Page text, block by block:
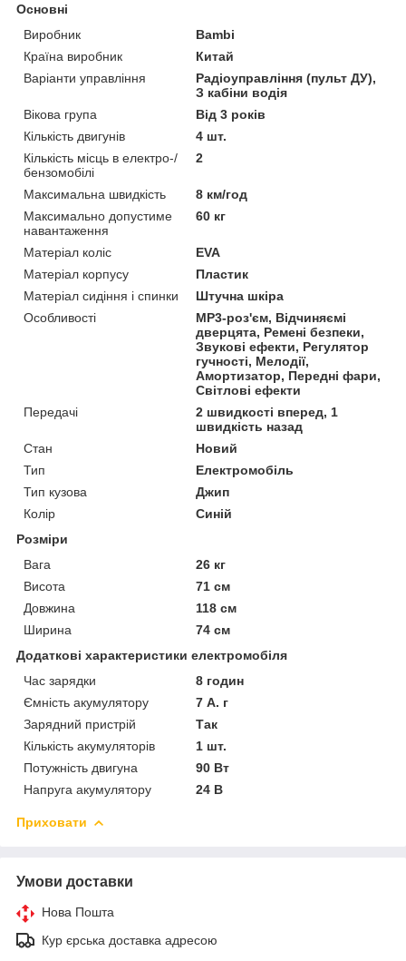
Основні
Виробник
Bambi
Країна виробник
Китай
Варіанти управління
Радіоуправління (пульт ДУ),
З кабіни водія
Вікова група
Від 3 років
Кількість двигунів
4 шт.
Кількість місць в електро-/
бензомобілі
2
Максимальна швидкість
8 км/год
Максимально допустиме
навантаження
60 кг
Матеріал коліс
EVA
Матеріал корпусу
Пластик
Матеріал сидіння і спинки
Штучна шкіра
Особливості
MP3-роз'єм, Відчиняємі
дверцята, Ремені безпеки,
Звукові ефекти, Регулятор
гучності, Мелодії,
Амортизатор, Передні фари,
Світлові ефекти
Передачі
2 швидкості вперед, 1
швидкість назад
Стан
Новий
Тип
Електромобіль
Тип кузова
Джип
Колір
Синій
Розміри
Вага
26 кг
Висота
71 см
Довжина
118 см
Ширина
74 см
Додаткові характеристики електромобіля
Час зарядки
8 годин
Ємність акумулятору
7 А. г
Зарядний пристрій
Так
Кількість акумуляторів
1 шт.
Потужність двигуна
90 Вт
Напруга акумулятору
24 В
Приховати
Умови доставки
Нова Пошта
Кур єрська доставка адресою